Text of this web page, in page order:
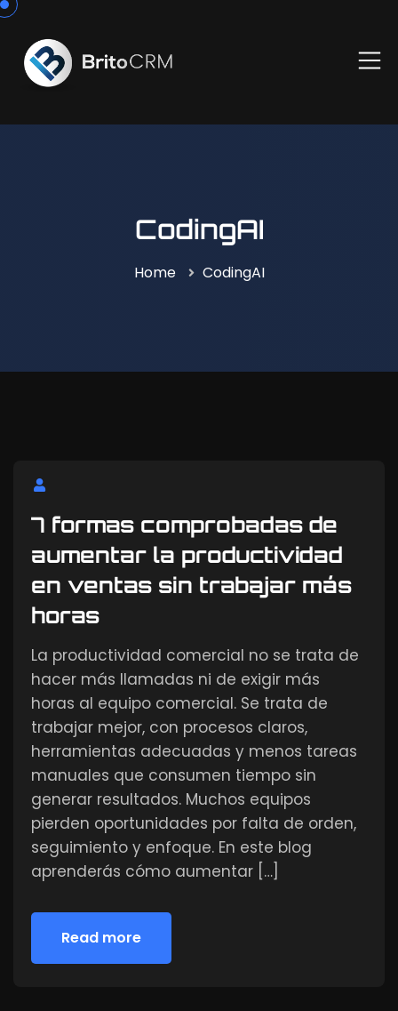
CodingAI
Home CodingAI
7 formas comprobadas de
aumentar la productividad
en ventas sin trabajar más
horas
La productividad comercial no se trata de
hacer más llamadas ni de exigir más
horas al equipo comercial. Se trata de
trabajar mejor, con procesos claros,
herramientas adecuadas y menos tareas
manuales que consumen tiempo sin
generar resultados. Muchos equipos
pierden oportunidades por falta de orden,
seguimiento y enfoque. En este blog
aprenderás cómo aumentar […]
Read more